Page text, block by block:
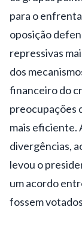
para o
oposição
repressivas
dos
financeiro do
preocupações
mais eficiente.
divergências,
levou o
um acordo
fossem